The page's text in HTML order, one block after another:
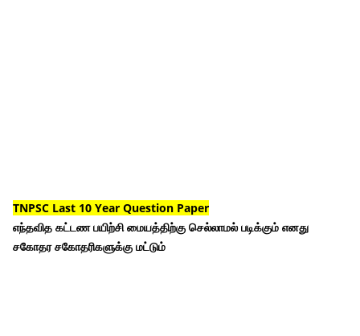
TNPSC Last 10 Year Question Paper
எந்தவித கட்டண பயிற்சி மையத்திற்கு செல்லாமல் படிக்கும் எனது
சகோதர சகோதரிகளுக்கு மட்டும்